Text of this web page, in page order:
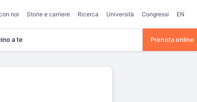
noi Storie e carriere Ricerca Università Congressi EN
a te Prenota online